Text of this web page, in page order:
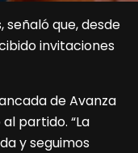
que, desde
invitaciones
de Avanza
partido. “La
y seguimos